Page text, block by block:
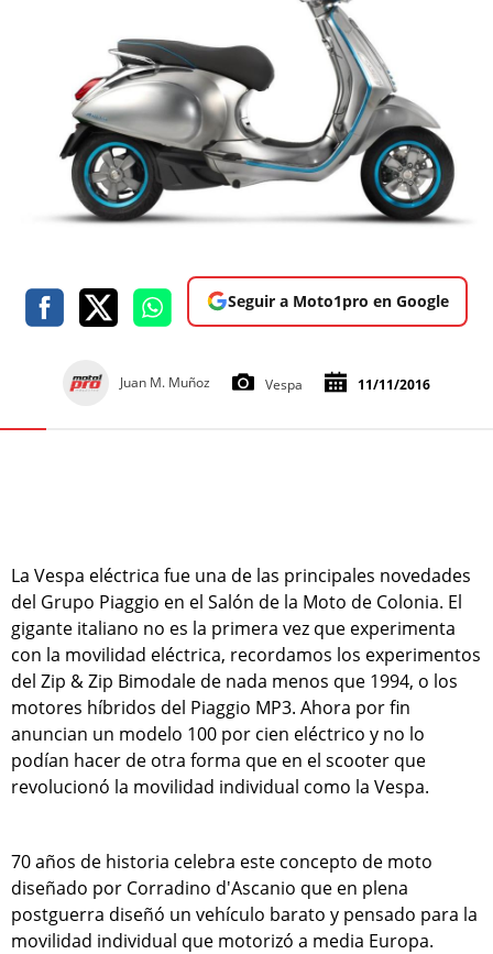
Seguir a Moto1pro en Google
Juan M. Muñoz Vespa 11/11/2016
La Vespa eléctrica fue una de las principales novedades
del Grupo Piaggio en el Salón de la Moto de Colonia. El
gigante italiano no es la primera vez que experimenta
con la movilidad eléctrica, recordamos los experimentos
del Zip & Zip Bimodale de nada menos que 1994, o los
motores híbridos del Piaggio MP3. Ahora por fin
anuncian un modelo 100 por cien eléctrico y no lo
podían hacer de otra forma que en el scooter que
revolucionó la movilidad individual como la Vespa.
70 años de historia celebra este concepto de moto
diseñado por Corradino d'Ascanio que en plena
postguerra diseñó un vehículo barato y pensado para la
movilidad individual que motorizó a media Europa.